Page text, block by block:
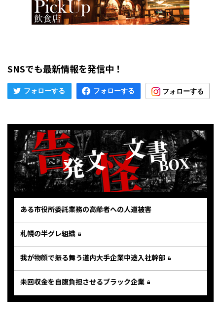
SNSでも最新情報を発信中！
ある市役所委託業務の高齢者への人道被害
札幌の半グレ組織
我が物顔で振る舞う道内大手企業中途入社幹部
未回収金を自腹負担させるブラック企業